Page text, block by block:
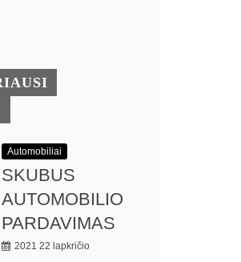
Automobiliai
SKUBUS
AUTOMOBILIO
PARDAVIMAS
2021 22 lapkričio